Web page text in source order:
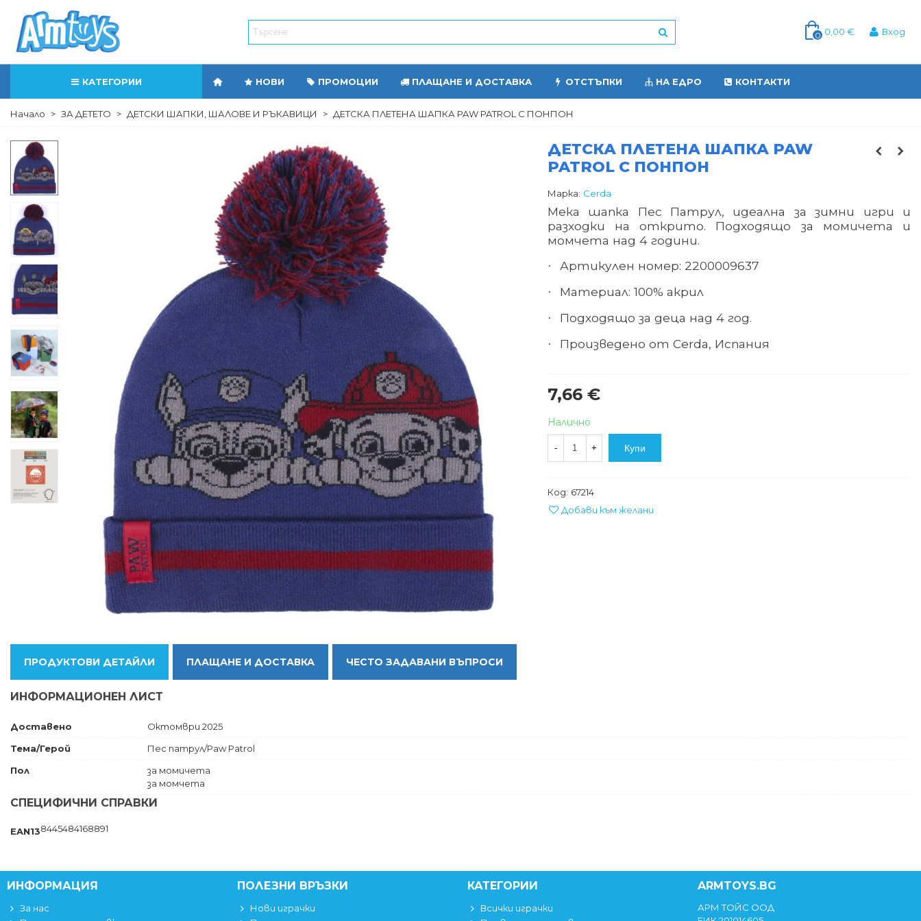
0 0,00 € Вход
КАТЕГОРИИ НОВИ ПРОМОЦИИ ПЛАЩАНЕ И ДОСТАВКА ОТСТЪПКИ НА ЕДРО КОНТАКТИ
Начало > ЗА ДЕТЕТО > ДЕТСКИ ШАПКИ, ШАЛОВЕ И РЪКАВИЦИ > ДЕТСКА ПЛЕТЕНА ШАПКА PAW PATROL С ПОНПОН
ДЕТСКА ПЛЕТЕНА ШАПКА PAW
PATROL С ПОНПОН
Марка: Cerda
Мека шапка Пес Патрул, идеална за зимни игри и
разходки на открито. Подходящо за момичета и
момчета над 4 години.
· Артикулен номер: 2200009637
· Материал: 100% акрил
· Подходящо за деца над 4 год.
· Произведено от Cerda, Испания
7,66 €
Налично
- + Купи
Код: 67214
Добави към желани
ПРОДУКТОВИ ДЕТАЙЛИ ПЛАЩАНЕ И ДОСТАВКА ЧЕСТО ЗАДАВАНИ ВЪПРОСИ
ИНФОРМАЦИОНЕН ЛИСТ
Доставено
Октомври 2025
Тема/Герой
Пес патрул/Paw Patrol
Пол
за момичета
за момчета
СПЕЦИФИЧНИ СПРАВКИ
EAN138445484168891
ИНФОРМАЦИЯ
За нас
ПОЛЕЗНИ ВРЪЗКИ
Нови играчки
КАТЕГОРИИ
Всички играчки
ARMTOYS.BG
АРМ ТОЙС ООД